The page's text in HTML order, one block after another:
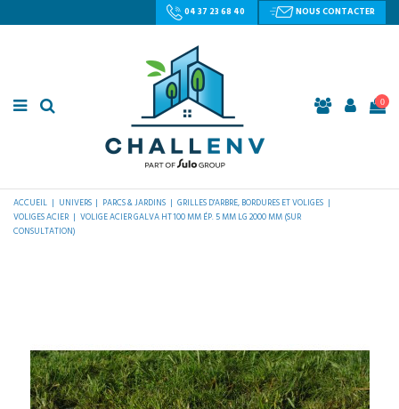
04 37 23 68 40 NOUS CONTACTER
0
ACCUEIL UNIVERS PARCS & JARDINS
GRILLES D'ARBRE, BORDURES ET VOLIGES
VOLIGES ACIER
VOLIGE ACIER GALVA HT 100 MM ÉP. 5 MM LG 2000 MM (SUR
CONSULTATION)